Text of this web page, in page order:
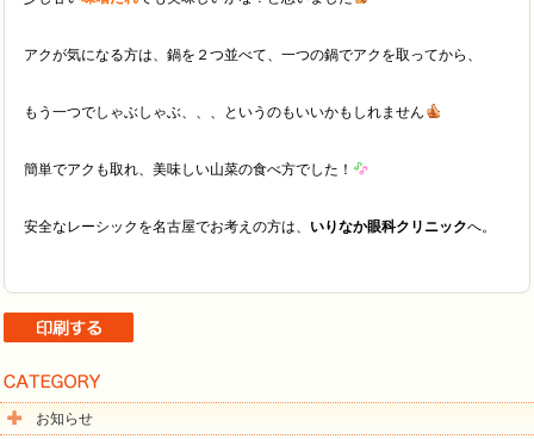
アクが気になる方は、鍋を２つ並べて、一つの鍋でアクを取ってから、
もう一つでしゃぶしゃぶ、、、というのもいいかもしれません
簡単でアクも取れ、美味しい山菜の食べ方でした！
安全なレーシックを名古屋でお考えの方は、 いりなか眼科クリニックへ。
お知らせ